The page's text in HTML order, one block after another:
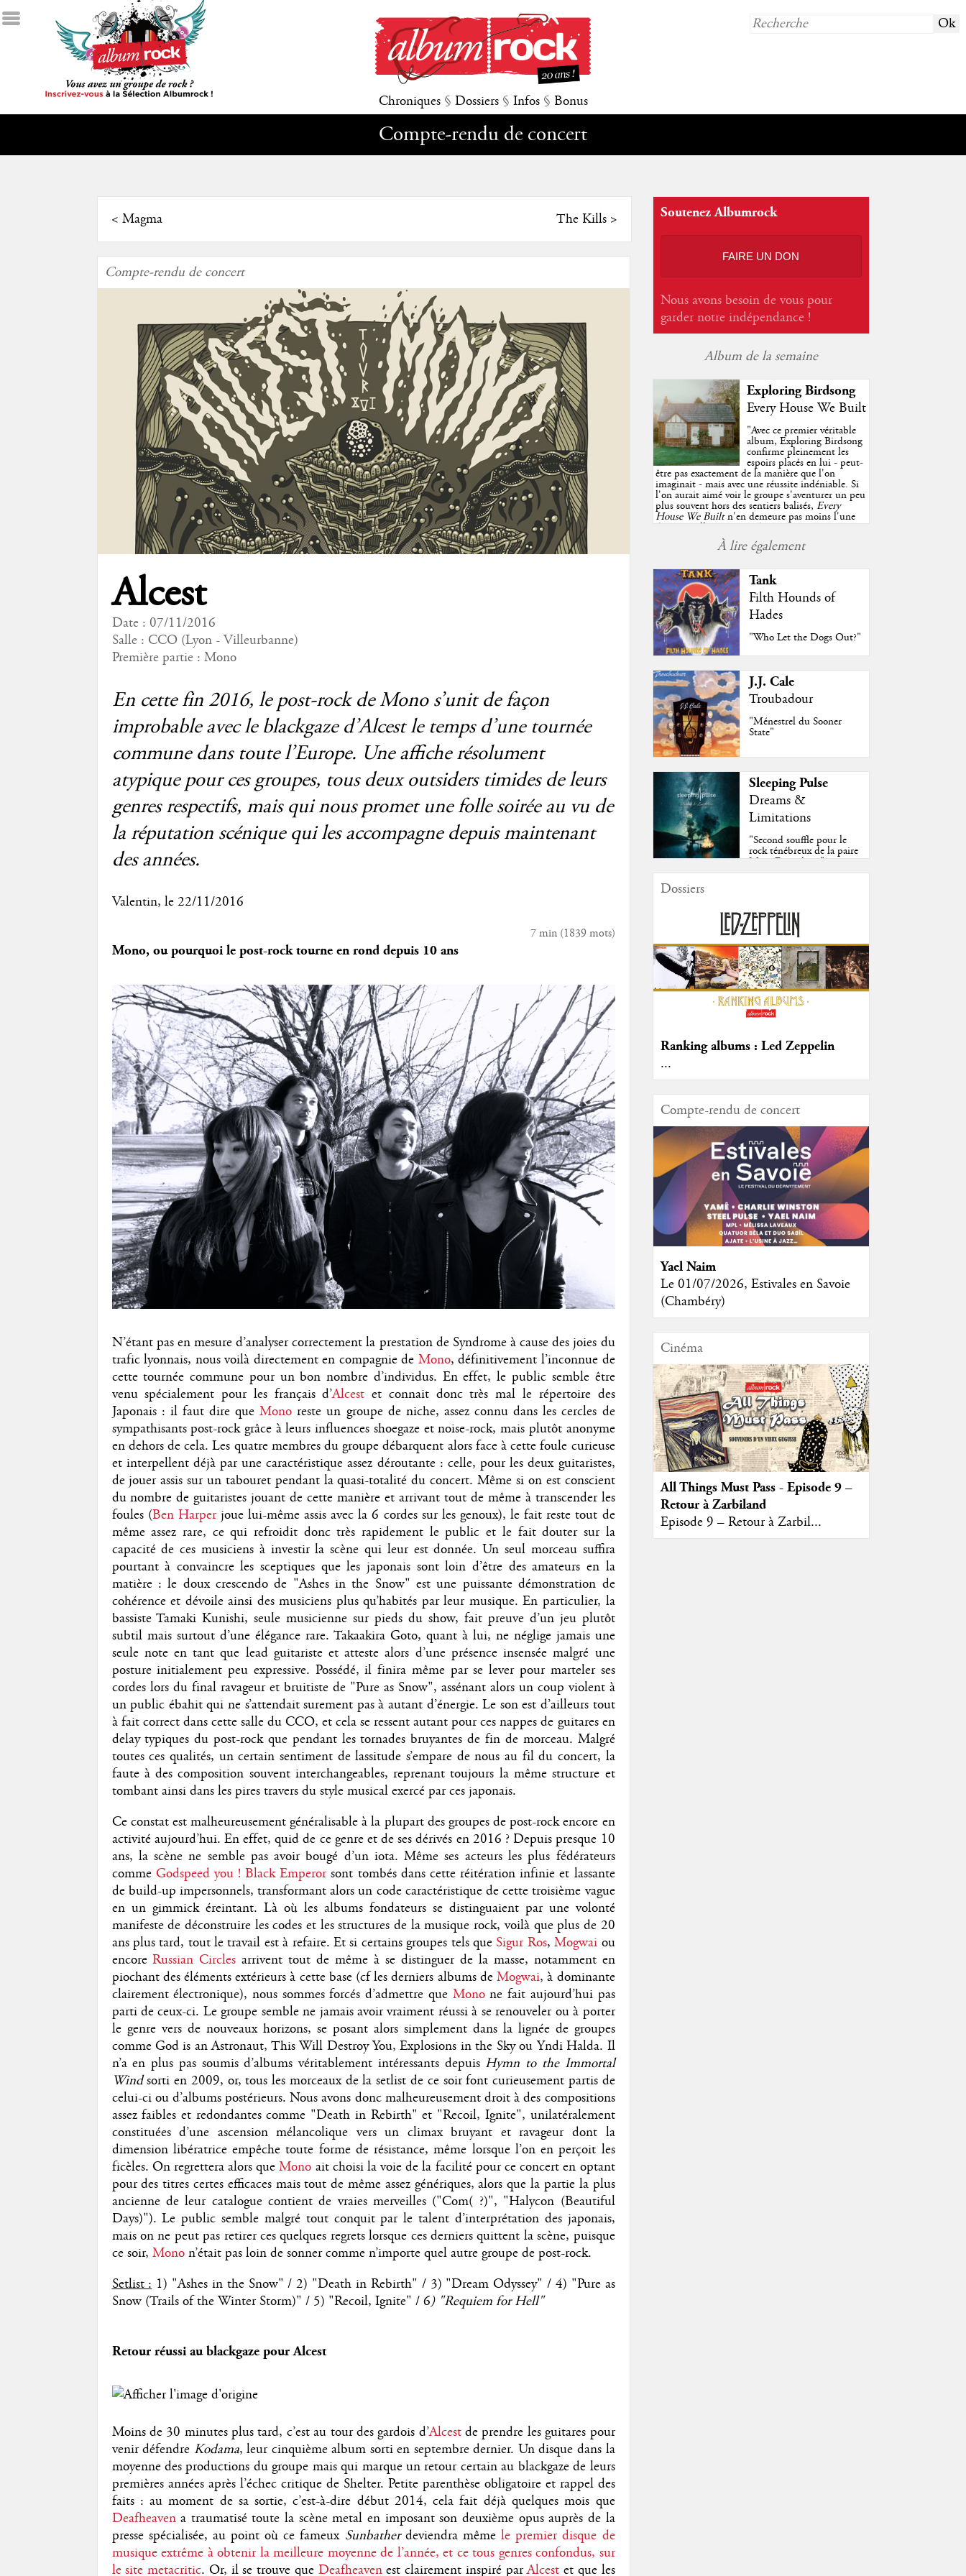
Chroniques § Dossiers § Infos § Bonus
Compte-rendu de concert
< Magma The Kills>
Compte-rendu de concert
Alcest
Date : 07/11/2016
Salle : CCO (Lyon - Villeurbanne)
Première partie : Mono
En cette fin 2016, le post-rock de Mono s’unit de façon
improbable avec le blackgaze d’Alcest le temps d’une tournée
commune dans toute l’Europe. Une affiche résolument
atypique pour ces groupes, tous deux outsiders timides de leurs
genres respectifs, mais qui nous promet une folle soirée au vu de
la réputation scénique qui les accompagne depuis maintenant
des années.
Valentin, le 22/11/2016
7 min(1839mots)
Mono, ou pourquoi le post-rock tourne en rond depuis 10 ans
N’étant pas en mesure d’analyser correctement la prestation de Syndrome à cause des joies du
trafic lyonnais, nous voilà directement en compagnie de Mono, définitivement l’inconnue de
cette tournée commune pour un bon nombre d’individus. En effet, le public semble être
venu spécialement pour les français d’Alcest et connait donc très mal le répertoire des
Japonais : il faut dire queMono reste un groupe de niche, assez connu dans les cercles de
sympathisants post-rock grâce à leurs influences shoegaze et noise-rock, mais plutôt anonyme
en dehors de cela. Les quatre membres du groupe débarquent alors face à cette foule curieuse
et interpellent déjà par une caractéristique assez déroutante : celle, pour les deux guitaristes,
de jouer assis sur un tabouret pendant la quasi-totalité du concert. Même si on est conscient
du nombre de guitaristes jouant de cette manière et arrivant tout de même à transcender les
foules (Ben Harperjoue lui-même assis avec la 6 cordes sur les genoux), le fait reste tout de
même assez rare, ce qui refroidit donc très rapidement le public et le fait douter sur la
capacité de ces musiciens à investir la scène qui leur est donnée. Un seul morceau suffira
pourtant à convaincre les sceptiques que les japonais sont loin d’être des amateurs en la
matière : le doux crescendo de "Ashes in the Snow" est une puissante démonstration de
cohérence et dévoile ainsi des musiciens plus qu’habités par leur musique. En particulier, la
bassiste Tamaki Kunishi, seule musicienne sur pieds du show, fait preuve d’un jeu plutôt
subtil mais surtout d’une élégance rare. Takaakira Goto, quant à lui, ne néglige jamais une
seule note en tant que lead guitariste et atteste alors d’une présence insensée malgré une
posture initialement peu expressive. Possédé, il finira même par se lever pour marteler ses
cordes lors du final ravageur et bruitiste de "Pure as Snow", assénant alors un coup violent à
un public ébahit qui ne s’attendait surement pas à autant d’énergie. Le son est d’ailleurs tout
à fait correct dans cette salle du CCO, et cela se ressent autant pour ces nappes de guitares en
delay typiques du post-rock que pendant les tornades bruyantes de fin de morceau. Malgré
toutes ces qualités, un certain sentiment de lassitude s’empare de nous au fil du concert, la
faute à des composition souvent interchangeables, reprenant toujours la même structure et
tombant ainsi dans les pires travers du style musical exercé par ces japonais.
Ce constat est malheureusement généralisable à la plupart des groupes de post-rock encore en
activité aujourd’hui. En effet, quid de ce genre et de ses dérivés en 2016 ? Depuis presque 10
ans, la scène ne semble pas avoir bougé d’un iota. Même ses acteurs les plus fédérateurs
comme Godspeed you ! Black Emperorsont tombés dans cette réitération infinie et lassante
de build-up impersonnels, transformant alors un code caractéristique de cette troisième vague
en un gimmick éreintant. Là où les albums fondateurs se distinguaient par une volonté
manifeste de déconstruire les codes et les structures de la musique rock, voilà que plus de 20
ans plus tard, tout le travail est à refaire. Et si certains groupes tels queSigur Ros,Mogwai ou
encoreRussian Circles arrivent tout de même à se distinguer de la masse, notamment en
piochant des éléments extérieurs à cette base (cf les derniers albums deMogwai, à dominante
clairement électronique), nous sommes forcés d’admettre que Monone fait aujourd’hui pas
parti de ceux-ci. Le groupe semble ne jamais avoir vraiment réussi à se renouveler ou à porter
le genre vers de nouveaux horizons, se posant alors simplement dans la lignée de groupes
comme God is an Astronaut, This Will Destroy You, Explosions in the Sky ou Yndi Halda. Il
n’a en plus pas soumis d’albums véritablement intéressants depuis Hymn to the Immortal
Windsorti en 2009, or, tous les morceaux de la setlist de ce soir font curieusement partis de
celui-ci ou d’albums postérieurs. Nous avons donc malheureusement droit à des compositions
assez faibles et redondantes comme "Death in Rebirth" et "Recoil, Ignite", unilatéralement
constituées d’une ascension mélancolique vers un climax bruyant et ravageur dont la
dimension libératrice empêche toute forme de résistance, même lorsque l’on en perçoit les
ficèles. On regrettera alors queMono ait choisi la voie de la facilité pour ce concert en optant
pour des titres certes efficaces mais tout de même assez génériques, alors que la partie la plus
ancienne de leur catalogue contient de vraies merveilles ("Com( ?)", "Halycon (Beautiful
Days)"). Le public semble malgré tout conquit par le talent d’interprétation des japonais,
mais on ne peut pas retirer ces quelques regrets lorsque ces derniers quittent la scène, puisque
ce soir, Monon’était pas loin de sonner comme n’importe quel autre groupe de post-rock.
Setlist :1) "Ashes in the Snow" / 2) "Death in Rebirth" / 3) "Dream Odyssey" / 4) "Pure as
Snow (Trails of the Winter Storm)" / 5) "Recoil, Ignite" / 6) "Requiem for Hell"
Retour réussi au blackgaze pour Alcest
Moins de 30 minutes plus tard, c’est au tour des gardois d’Alcestde prendre les guitares pour
venir défendre Kodama, leur cinquième album sorti en septembre dernier. Un disque dans la
moyenne des productions du groupe mais qui marque un retour certain au blackgaze de leurs
premières années après l’échec critique de Shelter. Petite parenthèse obligatoire et rappel des
faits : au moment de sa sortie, c’est-à-dire début 2014, cela fait déjà quelques mois que
Deafheavena traumatisé toute la scène metal en imposant son deuxième opus auprès de la
presse spécialisée, au point où ce fameux Sunbather deviendra mêmele premier disque de
musique extrême à obtenir la meilleure moyenne de l’année, et ce tous genres confondus, sur
le site metacritic. Or, il se trouve que Deafheavenest clairement inspiré parAlcest et que les
Soutenez Albumrock
FAIRE UN DON
Nous avons besoin de vous pour
garder notre indépendance !
Album de la semaine
Exploring Birdsong
Every House We Built
"Avec ce premier véritable
album, Exploring Birdsong
confirme pleinement les
espoirs placés en lui - peut-
être pas exactement de la manière que l'on
imaginait - mais avec une réussite indéniable. Si
l'on aurait aimé voir le groupe s'aventurer un peu
plus souvent hors des sentiers balisés,Every
House We Builtn'en demeure pas moins l'une
des très belles surprises de cette année, porté par
plusieurs morceaux qui trouveront sans difficulté
une place de choix dans vos playlists estivales.
À lire également
Tank
Filth Hounds of
Hades
"Who Let the Dogs Out?"
J.J. Cale
Troubadour
"Ménestrel du Sooner
State"
Sleeping Pulse
Dreams &
Limitations
"Second souffle pour le
rock ténébreux de la paire
Moss-Fazendeiro"
Dossiers
Ranking albums : Led Zeppelin
...
Compte-rendu de concert
Yael Naim
Le 01/07/2026, Estivales en Savoie
(Chambéry)
Cinéma
All Things Must Pass - Episode 9 –
Retour à Zarbiland
Episode 9 – Retour à Zarbil...